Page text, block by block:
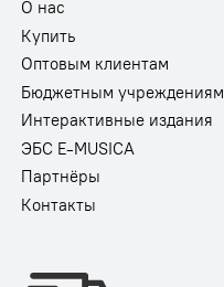
О нас
Купить
Оптовым клиентам
Бюджетным учреждениям
Интерактивные издания
ЭБС E-MUSICA
Партнёры
Контакты